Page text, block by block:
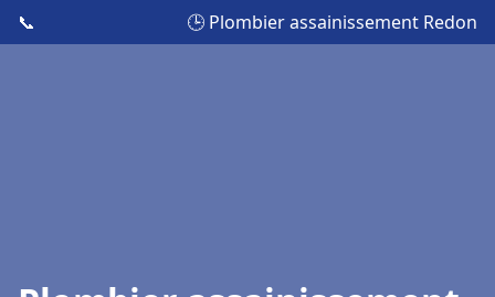
📞 🕒 Plombier assainissement Redon